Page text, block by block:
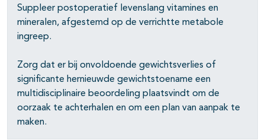
Suppleer postoperatief levenslang vitamines en
mineralen, afgestemd op de verrichtte metabole
ingreep.
Zorg dat er bij onvoldoende gewichtsverlies of
significante hernieuwde gewichtstoename een
multidisciplinaire beoordeling plaatsvindt om de
oorzaak te achterhalen en om een plan van aanpak te
maken.